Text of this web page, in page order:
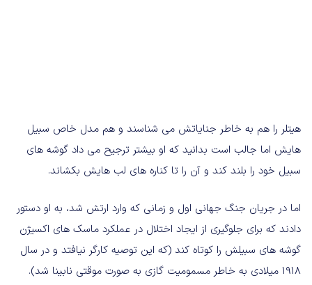
هیتلر را هم به خاطر جنایاتش می شناسند و هم مدل خاص سبیل
هایش اما جالب است بدانید که او بیشتر ترجیح می داد گوشه های
سبیل خود را بلند کند و آن را تا کناره های لب هایش بکشاند.
اما در جریان جنگ جهانی اول و زمانی که وارد ارتش شد، به او دستور
دادند که برای جلوگیری از ایجاد اختلال در عملکرد ماسک های اکسیژن
گوشه های سبیلش را کوتاه کند (که این توصیه کارگر نیافتد و در سال
1918 میلادی به خاطر مسمومیت گازی به صورت موقتی نابینا شد).